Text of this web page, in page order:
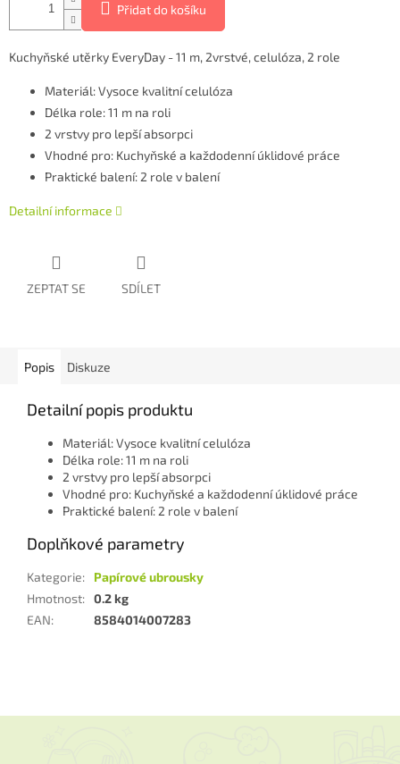
Přidat do košíku
Kuchyňské utěrky EveryDay - 11 m, 2vrstvé, celulóza, 2 role
Materiál: Vysoce kvalitní celulóza
Délka role: 11 m na roli
2 vrstvy pro lepší absorpci
Vhodné pro: Kuchyňské a každodenní úklidové práce
Praktické balení: 2 role v balení
Detailní informace
ZEPTAT SE SDÍLET
Popis Diskuze
Detailní popis produktu
Materiál: Vysoce kvalitní celulóza
Délka role: 11 m na roli
2 vrstvy pro lepší absorpci
Vhodné pro: Kuchyňské a každodenní úklidové práce
Praktické balení: 2 role v balení
Doplňkové parametry
Kategorie:
Papírové ubrousky
Hmotnost: 0.2 kg
EAN: 8584014007283